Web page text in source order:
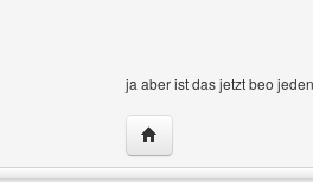
ja aber ist das jetzt beo
Website dieses